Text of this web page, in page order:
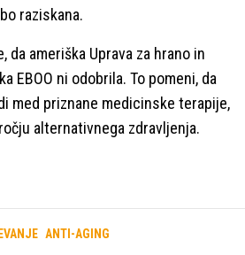
raziskana.
da ameriška Uprava za hrano in
EBOO ni odobrila. To pomeni, da
med priznane medicinske terapije,
alternativnega zdravljenja.
ANTI-AGING